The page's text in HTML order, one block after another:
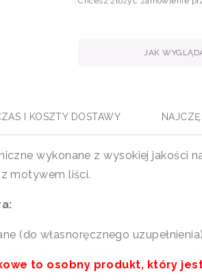
JAK
I KOSZTY DOSTAWY
wykonane z wysokiej jakości
motywem liści.
(do własnoręcznego uzupełnienia)
to osobny produkt, który